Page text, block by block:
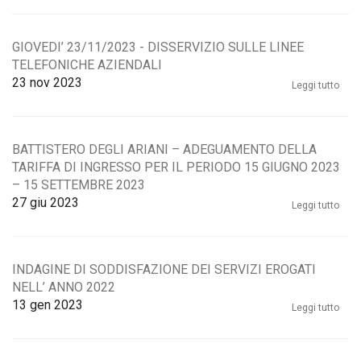
GIOVEDI’ 23/11/2023 - DISSERVIZIO SULLE LINEE
TELEFONICHE AZIENDALI
23 nov 2023 Leggi tutto
BATTISTERO DEGLI ARIANI – ADEGUAMENTO DELLA
TARIFFA DI INGRESSO PER IL PERIODO 15 GIUGNO 2023
– 15 SETTEMBRE 2023
27 giu 2023 Leggi tutto
INDAGINE DI SODDISFAZIONE DEI SERVIZI EROGATI
NELL’ ANNO 2022
13 gen 2023 Leggi tutto